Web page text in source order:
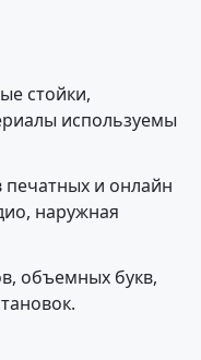
стойки,
используемы
печатных и онлайн
наружная
объемных букв,